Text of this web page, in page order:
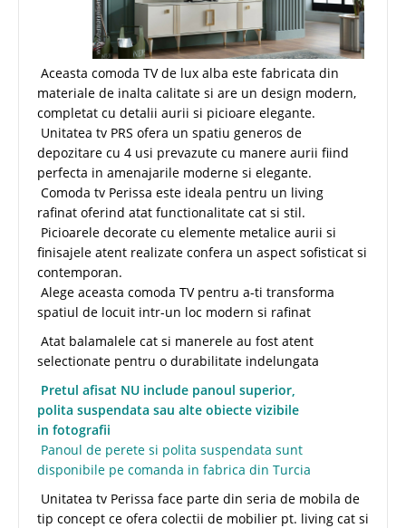
Aceasta comoda TV de lux alba este fabricata din
materiale de inalta calitate si are un design modern,
completat cu detalii aurii si picioare elegante.
Unitatea tv PRS ofera un spatiu generos de
depozitare cu 4 usi prevazute cu manere aurii fiind
perfecta in amenajarile moderne si elegante.
Comoda tv Perissa este ideala pentru un living
rafinat oferind atat functionalitate cat si stil.
Picioarele decorate cu elemente metalice aurii si
finisajele atent realizate confera un aspect sofisticat si
contemporan.
Alege aceasta comoda TV pentru a-ti transforma
spatiul de locuit intr-un loc modern si rafinat
Atat balamalele cat si manerele au fost atent
selectionate pentru o durabilitate indelungata
Pretul afisat NU include panoul superior,
polita suspendata sau alte obiecte vizibile
in fotografii
Panoul de perete si polita suspendata sunt
disponibile pe comanda in fabrica din Turcia
Unitatea tv Perissa face parte din seria de mobila de
tip concept ce ofera colectii de mobilier pt. living cat si